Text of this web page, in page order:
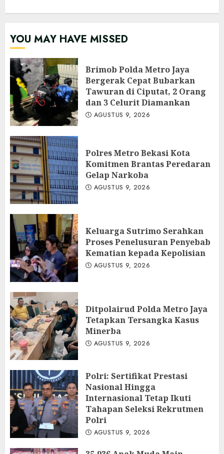
YOU MAY HAVE MISSED
Brimob Polda Metro Jaya
Bergerak Cepat Bubarkan
Tawuran di Ciputat, 2 Orang
dan 3 Celurit Diamankan
AGUSTUS 9, 2026
Polres Metro Bekasi Kota
Komitmen Brantas Peredaran
Gelap Narkoba
AGUSTUS 9, 2026
Keluarga Sutrimo Serahkan
Proses Penelusuran Penyebab
Kematian kepada Kepolisian
AGUSTUS 9, 2026
Ditpolairud Polda Metro Jaya
Tetapkan Tersangka Kasus
Minerba
AGUSTUS 9, 2026
Polri: Sertifikat Prestasi
Nasional Hingga
Internasional Tetap Ikuti
Tahapan Seleksi Rekrutmen
Polri
AGUSTUS 9, 2026